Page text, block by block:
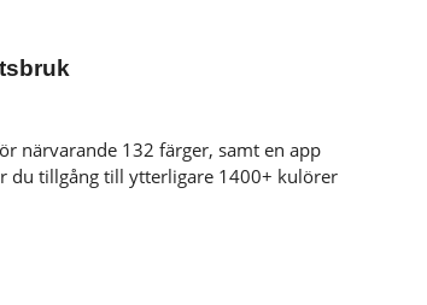
närvarande 132 färger, samt en app
du tillgång till ytterligare 1400+ kulörer